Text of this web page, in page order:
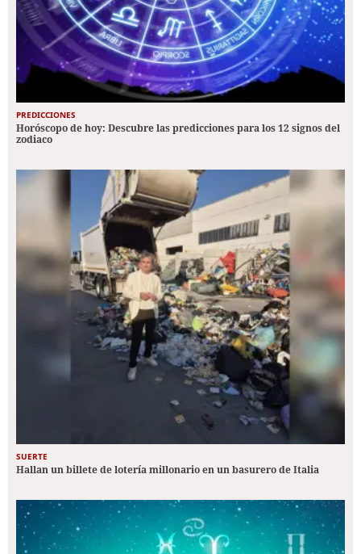
PREDICCIONES
Horóscopo de hoy: Descubre las predicciones para los 12 signos del
zodiaco
SUERTE
Hallan un billete de lotería millonario en un basurero de Italia